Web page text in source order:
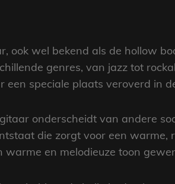
ook wel bekend als de hollow
genres, van jazz tot
een speciale plaats veroverd in
onderscheidt van andere
die zorgt voor een
en melodieuze toon